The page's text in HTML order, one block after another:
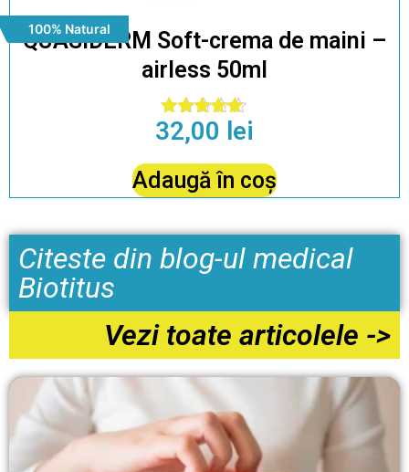
100% Natural
QUASIDERM Soft-crema de maini –
airless 50ml
Evaluat la
4.88
32,00 lei
Adaugă în coș
Citeste din blog-ul medical
Biotitus
Vezi toate articolele ->